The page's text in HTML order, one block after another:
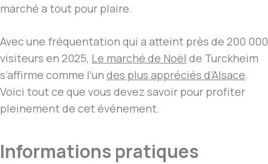
marché a tout pour plaire.
Avec une fréquentation qui a atteint près de 200 000
visiteurs en 2025, Le marché de Noël de Turckheim
s’affirme comme l’un des plus appréciés d’Alsace.
Voici tout ce que vous devez savoir pour profiter
pleinement de cet événement.
Informations pratiques